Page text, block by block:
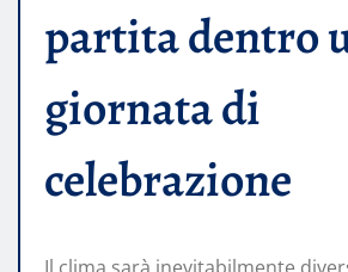
partita dentro
giornata di
celebrazione